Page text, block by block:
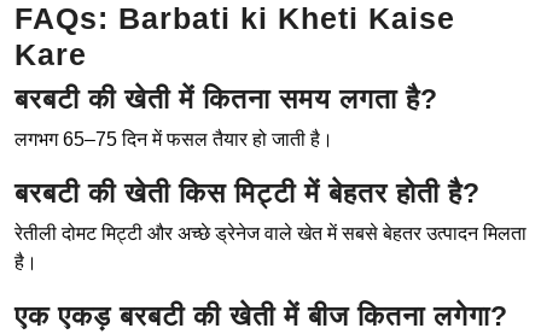
FAQs: Barbati ki Kheti Kaise
Kare
बरबटी की खेती में कितना समय लगता है?
लगभग 65–75 दिन में फसल तैयार हो जाती है।
बरबटी की खेती किस मिट्टी में बेहतर होती है?
रेतीली दोमट मिट्टी और अच्छे ड्रेनेज वाले खेत में सबसे बेहतर उत्पादन मिलता
है।
एक एकड़ बरबटी की खेती में बीज कितना लगेगा?